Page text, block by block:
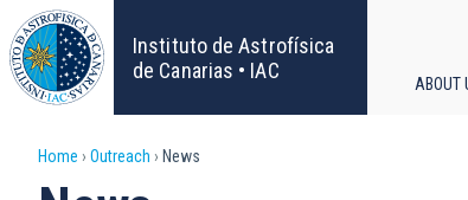
Skip
to
main
content
Instituto de Astrofísica
de Canarias • IAC
ABOUT
Breadcrumb
Home Outreach News